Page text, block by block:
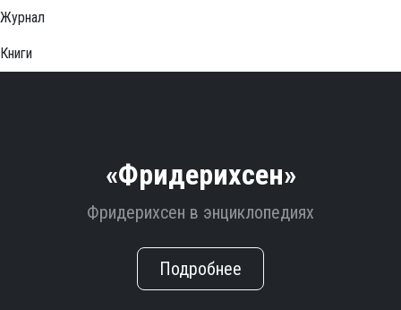
Журнал
Книги
«Фридерихсен»
Фридерихсен в энциклопедиях
Подробнее